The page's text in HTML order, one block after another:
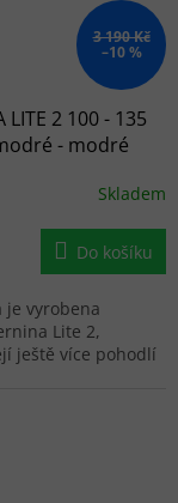
3 190 Kč
–10 %
2 100 - 135
- modré
Skladem
Do košíku
je vyrobena
Lite 2,
ještě více pohodlí